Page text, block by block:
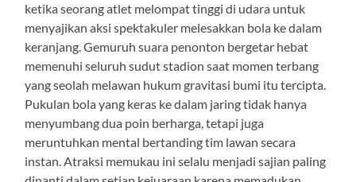
ketika seorang atlet melompat tinggi di udara untuk
menyajikan aksi spektakuler melesakkan bola ke dalam
keranjang. Gemuruh suara penonton bergetar hebat
memenuhi seluruh sudut stadion saat momen terbang
yang seolah melawan hukum gravitasi bumi itu tercipta.
Pukulan bola yang keras ke dalam jaring tidak hanya
menyumbang dua poin berharga, tetapi juga
meruntuhkan mental bertanding tim lawan secara
instan. Atraksi memukau ini selalu menjadi sajian paling